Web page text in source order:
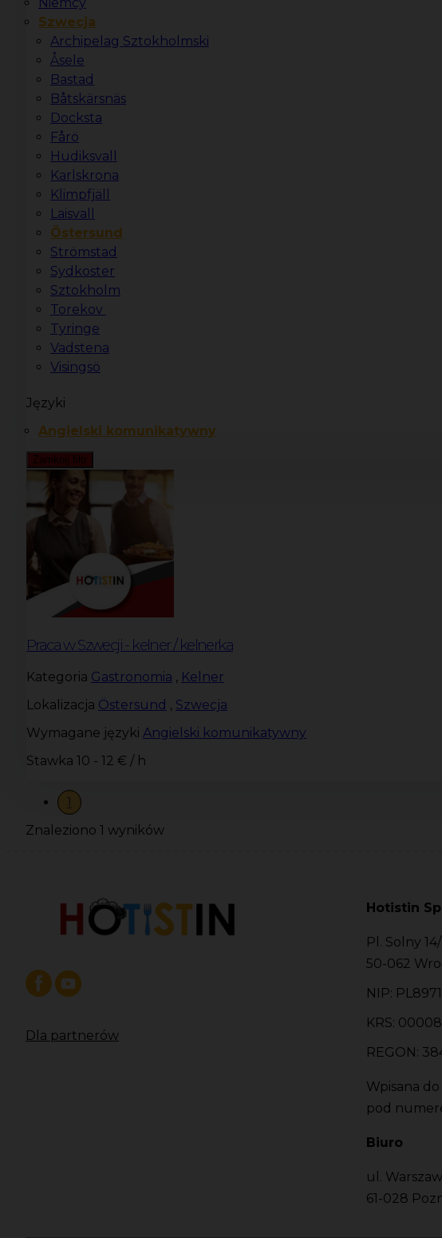
Niemcy
Szwecja
Archipelag Sztokholmski
Åsele
Bastad
Båtskärsnäs
Docksta
Fårö
Hudiksvall
Karlskrona
Klimpfjäll
Laisvall
Östersund
Strömstad
Sydkoster
Sztokholm
Torekov
Tyringe
Vadstena
Visingsö
Języki
Angielski komunikatywny
Zamknij filtr
Praca w Szwecji - kelner / kelnerka
Kategoria Gastronomia , Kelner
Lokalizacja Östersund , Szwecja
Wymagane języki Angielski komunikatywny
Stawka 10 - 12 € / h
1
Znaleziono 1 wyników
Dla partnerów
Hotistin
Pl. Solny
50-062
NIP:
KRS:
REGON:
Wpisana
pod
Biuro
ul.
61-028